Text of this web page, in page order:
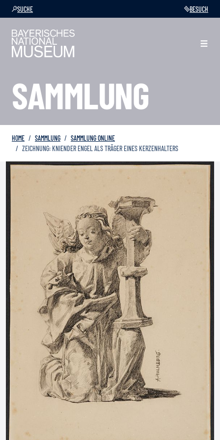
SUCHE BESUCH
SAMMLUNG
HOME SAMMLUNG
SAMMLUNG ONLINE
ZEICHNUNG: KNIENDER ENGEL ALS TRÄGER EINES KERZENHALTERS